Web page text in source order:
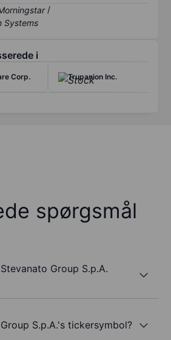
/
i
Corp. Trupanion Inc.
spørgsmål
Group S.p.A.
S.p.A.'s tickersymbol?